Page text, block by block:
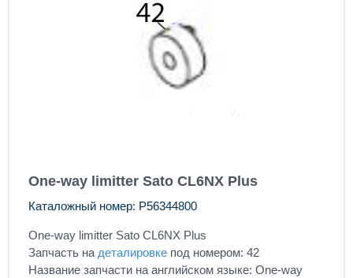
One-way limitter Sato CL6NX Plus
Каталожный номер: P56344800
One-way limitter Sato CL6NX Plus
Запчасть на деталировке под номером: 42
Название запчасти на английском языке: One-way